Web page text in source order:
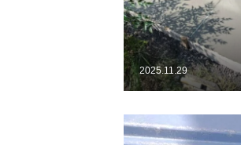
2025.11.29